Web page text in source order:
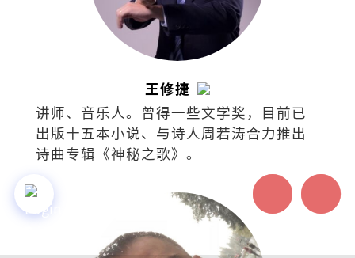
王修捷
讲师、音乐人。曾得一些文学奖，目前已
出版十五本小说、与诗人周若涛合力推出
诗曲专辑《神秘之歌》。